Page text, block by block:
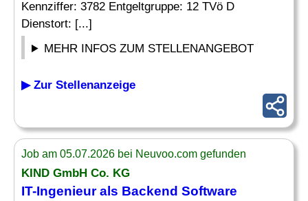
Kennziffer: 3782 Entgeltgruppe: 12 TVö D
Dienstort: [...]
MEHR INFOS ZUM STELLENANGEBOT
▶ Zur Stellenanzeige
Job am 05.07.2026 bei Neuvoo.com gefunden
KIND GmbH Co. KG
IT-Ingenieurals Backend Software